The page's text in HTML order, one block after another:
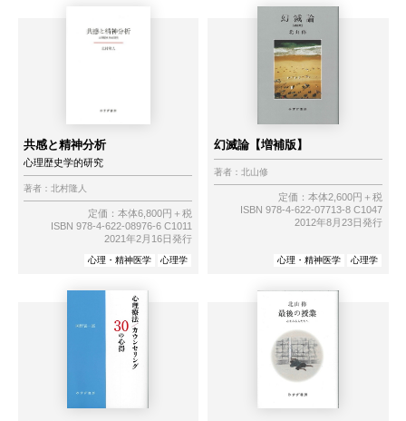
共感と精神分析
心理歴史学的研究
著者： 北村隆人
定価：本体6,800円＋税
ISBN 978-4-622-08976-6 C1011
2021年2月16日発行
心理・精神医学 心理学
幻滅論【増補版】
著者： 北山修
定価：本体2,600円＋税
ISBN 978-4-622-07713-8 C1047
2012年8月23日発行
心理・精神医学 心理学